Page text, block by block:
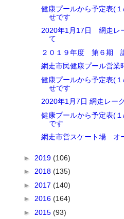
健康プールから予定表(
せです
2020年1月17日 網走レ
て
２０１９年度 第６期 講
網走市民健康プール営業
健康プールから予定表(
せです
2020年1月7日 網走レー
健康プールから予定表(
です
網走市営スケート場 オ
► 2019(106)
►2018(135)
► 2017(140)
►2016(164)
► 2015(93)